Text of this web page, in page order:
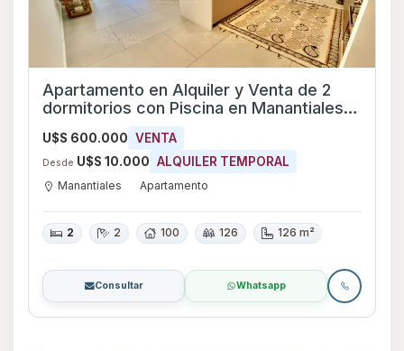
Apartamento en Alquiler y Venta de 2
dormitorios con Piscina en Manantiales,
U$S 600.000 VENTA
Desde U$S 10.000 ALQUILER TEMPORAL
Manantiales Apartamento
2 2 100 126 126 m²
Consultar Whatsapp